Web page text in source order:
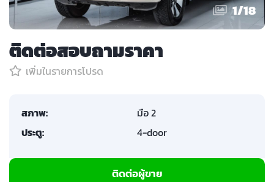
1/18
ติดต่อสอบถามราคา
เพิ่มในรายการโปรด
สภาพ:
มือ 2
ประตู:
4-door
ติดต่อผู้ขาย